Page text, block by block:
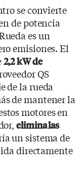
se convierte
de potencia
es un
emisiones. El
2,2 kW de
QS
de la rueda
de mantener la
motores en
elimina las
un sistema de
directamente